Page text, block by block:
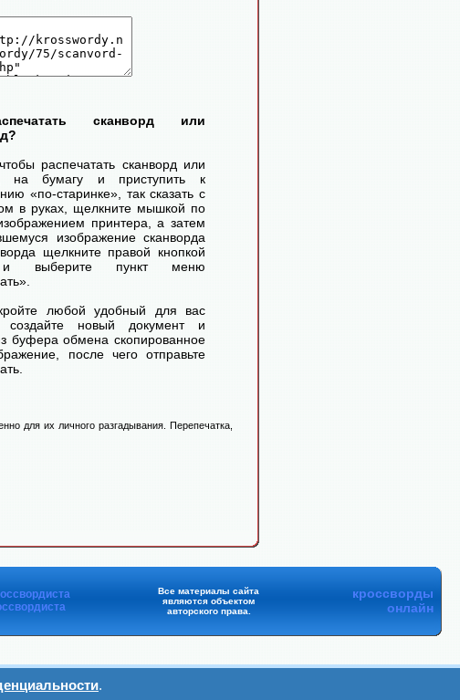
сканворд или
распечатать сканворд или
на бумагу и приступить к
«по-старинке», так сказать с
в руках, щелкните мышкой по
принтера, а затем
изображение сканворда
щелкните правой кнопкой
выберите пункт меню
любой удобный для вас
создайте новый документ и
буфера обмена скопированное
после чего отправьте
для их личного разгадывания. Перепечатка,
Все материалы сайта
являются объектом
авторского права.
кроссворды
онлайн
.